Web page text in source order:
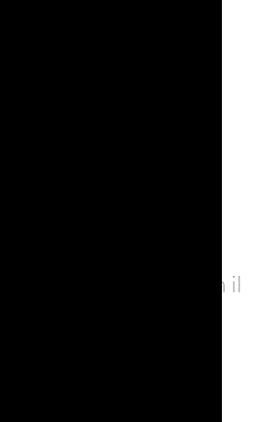
DOC si
di condivisione e
il racconto del
anche il legame con il
a progetti di
al pubblico